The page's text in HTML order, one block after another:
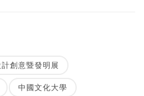
創意暨發明展
中國文化大學